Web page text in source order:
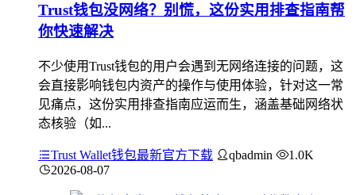
Trust钱包没网络？别慌，这份实用排查指南帮
你快速解决
不少使用Trust钱包的用户会遇到无网络连接的问题，这
会直接影响钱包内资产的操作与使用体验，针对这一常
见痛点，这份实用排查指南应运而生，涵盖基础网络状
态核验（如...
Trust Wallet钱包最新官方下载 qbadmin
1.0K
2026-08-07